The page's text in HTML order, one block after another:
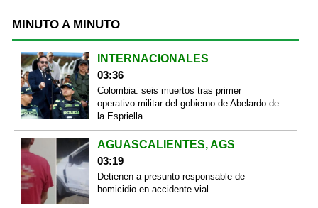
MINUTO A MINUTO
INTERNACIONALES
03:36
Colombia: seis muertos tras primer
operativo militar del gobierno de Abelardo de
la Espriella
AGUASCALIENTES, AGS
03:19
Detienen a presunto responsable de
homicidio en accidente vial